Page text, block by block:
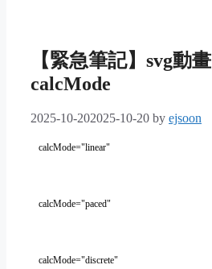
【緊急筆記】svg動畫
calcMode
2025-10-202025-10-20 by ejsoon
calcMode="linear"
calcMode="paced"
calcMode="discrete"